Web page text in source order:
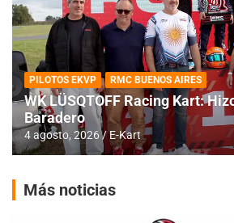
PILOTOS EKVP RMC BUENOS AIRES
WK LÜSQTOFF Racing Kart:
Baradero
4 agosto, 2026 E-Kart
Más noticias